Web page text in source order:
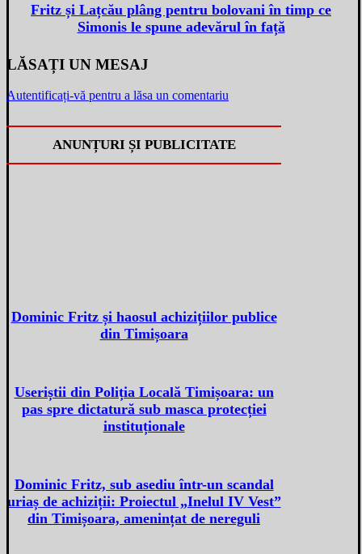
Fritz și Lațcău plâng pentru bolovani în timp ce
Simonis le spune adevărul în față
LĂSAȚI UN MESAJ
Autentificați-vă pentru a lăsa un comentariu
ANUNȚURI ȘI PUBLICITATE
Dominic Fritz și haosul achizițiilor publice
din Timișoara
Useriștii din Poliția Locală Timișoara: un
pas spre dictatură sub masca protecției
instituționale
Dominic Fritz, sub asediu într-un scandal
uriaș de achiziții: Proiectul „Inelul IV Vest”
din Timișoara, amenințat de nereguli